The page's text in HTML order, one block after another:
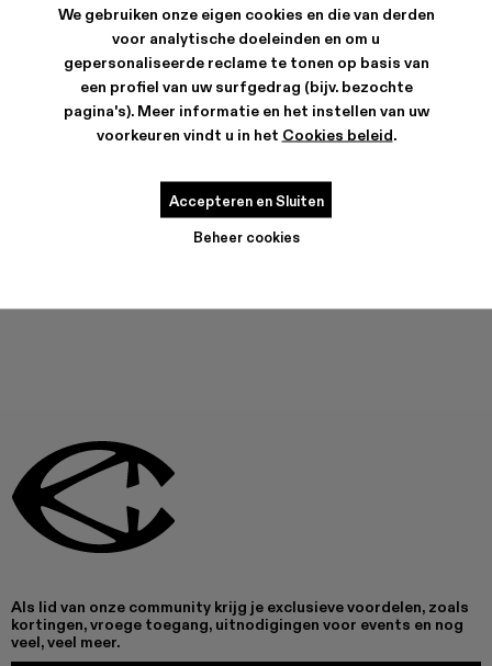
We gebruiken onze eigen cookies en die van derden
voor analytische doeleinden en om u
gepersonaliseerde reclame te tonen op basis van
een profiel van uw surfgedrag (bijv. bezochte
pagina's). Meer informatie en het instellen van uw
voorkeuren vindt u in het Cookies beleid.
Beheer cookies
Accepteren en Sluiten
VERZENDING & GARANTIE
Gratis verzending op alle bestellingen.
Klimaatneutrale expresslevering beschikbaar.
PRODUCTVERZORGING
Als lid van onze community krijg je exclusieve voordelen, zoals
kortingen, vroege toegang, uitnodigingen voor events en nog
veel, veel meer.